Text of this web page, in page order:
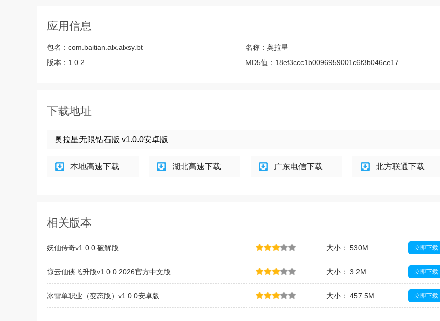
应用信息
包名： com.baitian.alx.alxsy.bt 名称： 奥拉星
版本： 1.0.2 MD5值： 18ef3ccc1b0096959001c6f3b046ce17
下载地址
奥拉星无限钻石版 v1.0.0安卓版
本地高速下载 湖北高速下载 广东电信下载 北方联通下载
相关版本
妖仙传奇v1.0.0 破解版 大小： 530M 立即下载
惊云仙侠飞升版v1.0.0 2026官方中文版 大小： 3.2M 立即下载
冰雪单职业（变态版）v1.0.0安卓版 大小： 457.5M 立即下载